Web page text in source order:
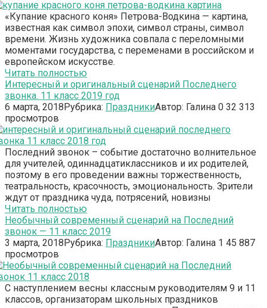
«Купание красного коня» Петрова-Водкина — картина,
известная как символ эпохи, символ страны, символ
времени. Жизнь художника совпала с переломными
моментами государства, с переменами в российском и
европейском искусстве.
Читать полностью
Интересный и оригинальный сценарий Последнего
звонка. 11 класс 2019 год
6 марта, 2018Рубрика: ПраздникиАвтор: Галина 0 32 313
просмотров
Последний звонок – событие достаточно волнительное
для учителей, одиннадцатиклассников и их родителей,
поэтому в его проведении важны торжественность,
театральность, красочность, эмоциональность. Зрители
ждут от праздника чуда, потрясений, новизны
Читать полностью
Необычный современный сценарий на Последний
звонок — 11 класс 2019
3 марта, 2018Рубрика: ПраздникиАвтор: Галина 1 45 887
просмотров
С наступлением весны классным руководителям 9 и 11
классов, организаторам школьных праздников